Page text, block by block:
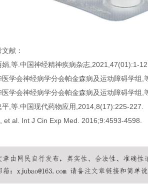
献：
娟,等.中国神经精神疾病杂志,2021,47(01):1-
医学会神经病学分会帕金森病及运动障碍学组
医学会神经病学分会帕金森病及运动障碍学组
平,等.中国现代药物应用,2014,8(17):225-227.
et al. Int J Cin Exp Med. 2016;9:4593-4598.